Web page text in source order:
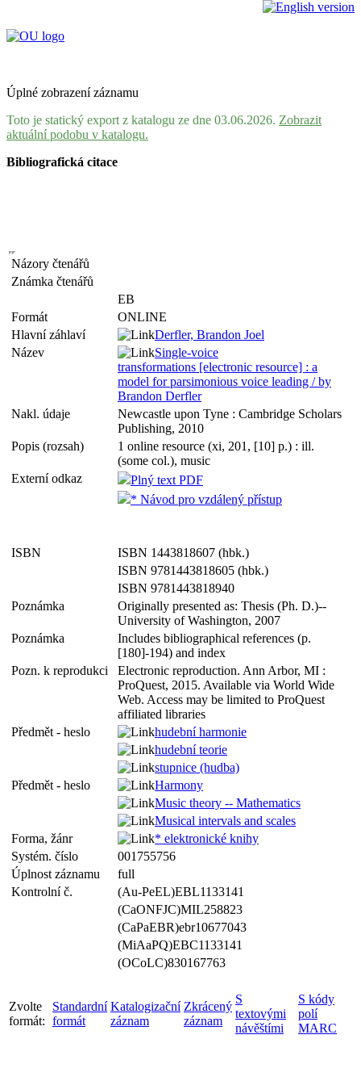
Úplné zobrazení záznamu
Toto je statický export z katalogu ze dne 03.06.2026. Zobrazit
aktuální podobu v katalogu.
Bibliografická citace
Názory čtenářů
Známka čtenářů
EB
Formát
ONLINE
Hlavní záhlaví
Derfler, Brandon Joel
Název
Single-voice
transformations [electronic resource] : a
model for parsimonious voice leading / by
Brandon Derfler
Nakl. údaje
Newcastle upon Tyne : Cambridge Scholars
Publishing, 2010
Popis (rozsah)
1 online resource (xi, 201, [10] p.) : ill.
(some col.), music
Externí odkaz
Plný text PDF
* Návod pro vzdálený přístup
ISBN
ISBN 1443818607 (hbk.)
ISBN 9781443818605 (hbk.)
ISBN 9781443818940
Poznámka
Originally presented as: Thesis (Ph. D.)--
University of Washington, 2007
Poznámka
Includes bibliographical references (p.
[180]-194) and index
Pozn. k reprodukci
Electronic reproduction. Ann Arbor, MI :
ProQuest, 2015. Available via World Wide
Web. Access may be limited to ProQuest
affiliated libraries
Předmět - heslo
hudební harmonie
hudební teorie
stupnice (hudba)
Předmět - heslo
Harmony
Music theory -- Mathematics
Musical intervals and scales
Forma, žánr
* elektronické knihy
Systém. číslo
001755756
Úplnost záznamu
full
Kontrolní č.
(Au-PeEL)EBL1133141
(CaONFJC)MIL258823
(CaPaEBR)ebr10677043
(MiAaPQ)EBC1133141
(OCoLC)830167763
Zvolte
formát:
Standardní
formát
Katalogizační
záznam
Zkrácený
záznam
S
textovými
návěštími
S kódy
polí
MARC